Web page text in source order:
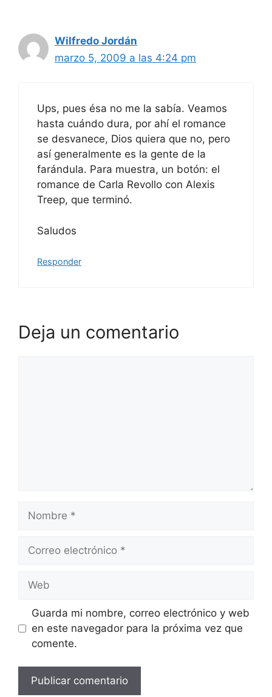
Wilfredo Jordán
marzo 5, 2009 a las 4:24 pm
Ups, pues ésa no me la sabía. Veamos
hasta cuándo dura, por ahí el romance
se desvanece, Dios quiera que no, pero
así generalmente es la gente de la
farándula. Para muestra, un botón: el
romance de Carla Revollo con Alexis
Treep, que terminó.
Saludos
Responder
Deja un comentario
electrónico
Guarda mi nombre, correo electrónico y web
en este navegador para la próxima vez que
comente.